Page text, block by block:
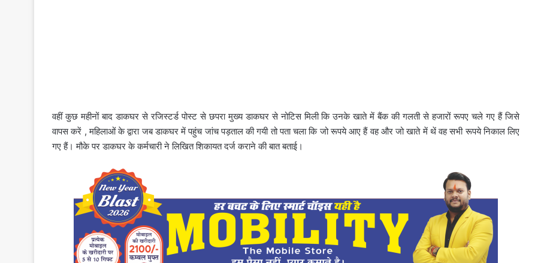
वहीं कुछ महीनों बाद डाकघर से रजिस्टर्ड पोस्ट से छपरा मुख्य डाकघर से नोटिस मिली कि उनके खाते में बैंक की गलती से हजारों रूपए चले गए हैं जिसे
वापस करें , महिलाओं के द्वारा जब डाकघर में पहुंच जांच पड़ताल की गयी तो पता चला कि जो रूपये आए हैं वह और जो खाते में थें वह सभी रूपये निकाल लिए
गए हैं। मौके पर डाकघर के कर्मचारी ने लिखित शिकायत दर्ज कराने की बात बताई।